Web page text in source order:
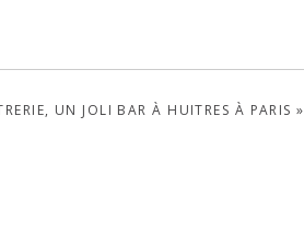
UN JOLI BAR À HUITRES À PARIS »